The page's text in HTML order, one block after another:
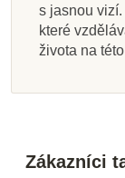
s jasnou
které
života na
Zákazníci